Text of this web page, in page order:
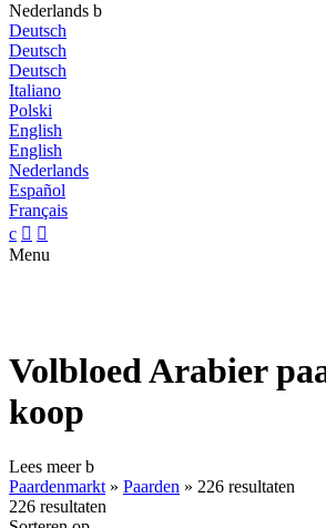
Nederlands b
Deutsch
Deutsch
Deutsch
Italiano
Polski
English
English
Nederlands
Español
Français
c  
Menu
Volbloed Arabier
koop
Lees meerb
Paardenmarkt » Paarden » 226 resultaten
226 resultaten